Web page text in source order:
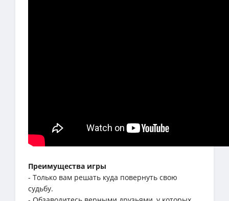
Преимущества игры
- Только вам решать куда повернуть свою
судьбу.